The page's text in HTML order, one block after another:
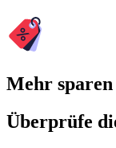
Mehr
Überprüfe